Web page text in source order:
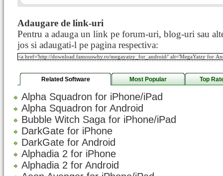
Adaugare de link-uri
Pentru a adauga un link pe forum-uri, blog-uri sau
jos si adaugati-l pe pagina respectiva:
Related Software Most Popular Top
Alpha Squadron for iPhone/iPad
Alpha Squadron for Android
Bubble Witch Saga for iPhone/iPad
DarkGate for iPhone
DarkGate for Android
Alphadia 2 for iPhone
Alphadia 2 for Android